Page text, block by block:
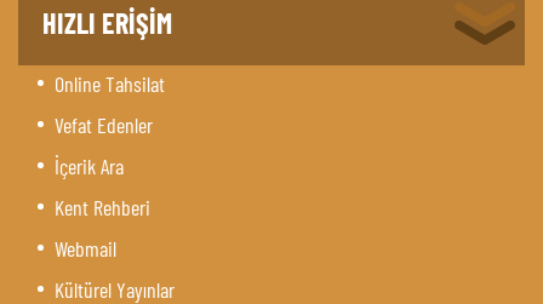
HIZLI ERİŞİM
Online Tahsilat
Vefat Edenler
İçerik Ara
Kent Rehberi
Webmail
Kültürel Yayınlar